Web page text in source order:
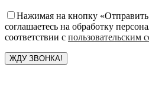
Нажимая на кнопку
соглашаетесь на обработку
соответствии с пользовательским